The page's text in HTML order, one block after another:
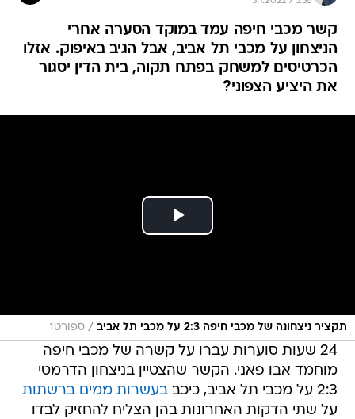
קשר מכבי חיפה עמד במוקד הסערה אחרי
הניצחון על מכבי תל אביב, אבל הגיב באיפוק. אזלו
הכרטיסים למשחק בפתח תקוה, בית הדין יסגור
את היציע הצפוני?
תקציר ניצחונה של מכבי חיפה 2:3 על מכבי תל אביב / ספורט1
24 שעות סוערות עברו על קשרה של מכבי חיפה
מוחמד אבו פאני. הקשר שהצטיין בניצחון הדרמטי
2:3 על מכבי תל אביב, כיכב
בעשרות ממים ברשתות
על שתי הדקות האחרונות בהן הצליח להחזיק לבדו